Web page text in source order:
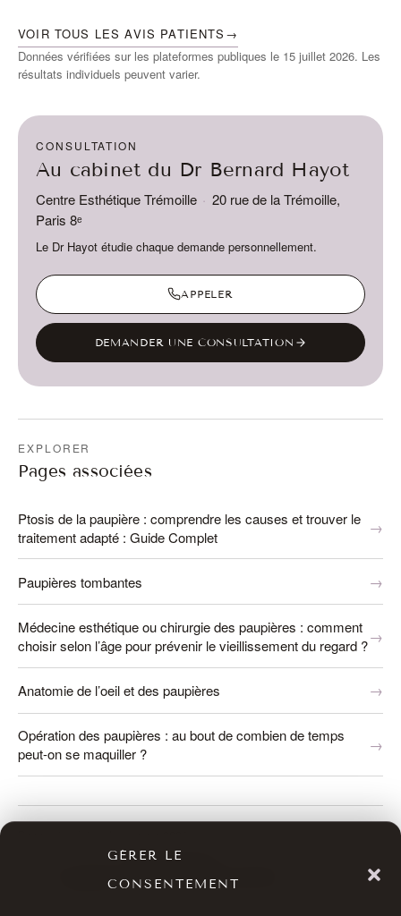
GÉRER LE
CONSENTEMENT
VOIR TOUS LES AVIS PATIENTS →
Données vérifiées sur les plateformes publiques le 15 juillet 2026. Les
résultats individuels peuvent varier.
CONSULTATION
Au cabinet du Dr Bernard Hayot
Centre Esthétique Trémoille · 20 rue de la Trémoille,
Paris 8ᵉ
Le Dr Hayot étudie chaque demande personnellement.
APPELER
DEMANDER UNE CONSULTATION
EXPLORER
Pages associées
Ptosis de la paupière : comprendre les causes et trouver le
traitement adapté : Guide Complet
Paupières tombantes
Médecine esthétique ou chirurgie des paupières : comment
choisir selon l’âge pour prévenir le vieillissement du regard ?
Anatomie de l’oeil et des paupières
Opération des paupières : au bout de combien de temps
peut-on se maquiller ?
Rédigé et relu par leDr Bernard Hayot
10003926226( voir le parcours professionnel